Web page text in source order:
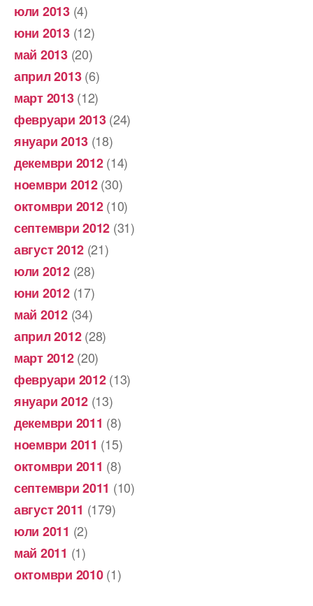
юли 2013(4)
юни 2013(12)
май 2013(20)
април 2013(6)
март 2013(12)
февруари 2013(24)
януари 2013 (18)
декември 2012(14)
ноември 2012(30)
октомври 2012(10)
септември 2012 (31)
август 2012 (21)
юли 2012(28)
юни 2012(17)
май 2012(34)
април 2012(28)
март 2012(20)
февруари 2012(13)
януари 2012 (13)
декември 2011 (8)
ноември 2011 (15)
октомври 2011 (8)
септември 2011 (10)
август 2011 (179)
юли 2011 (2)
май 2011 (1)
октомври 2010(1)